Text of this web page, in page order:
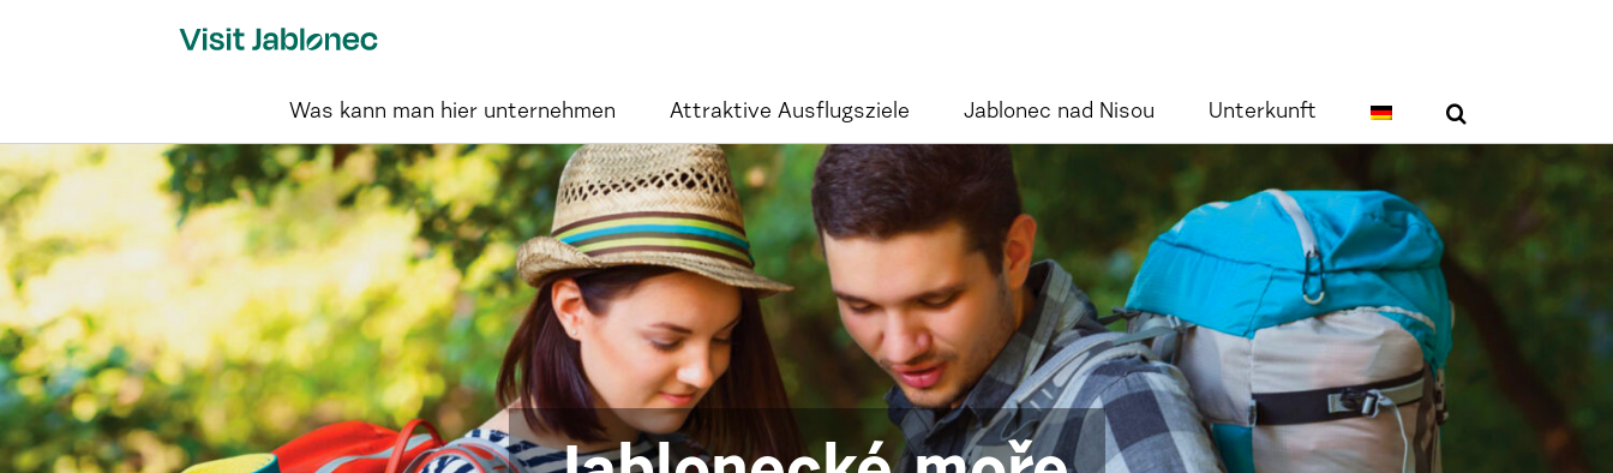
Was kann man hier unternehmen Attraktive Ausflugsziele Jablonec nad Nisou Unterkunft